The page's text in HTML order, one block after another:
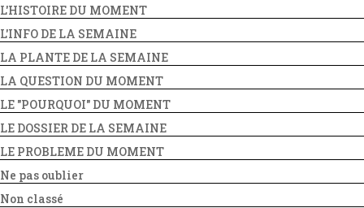
L'HISTOIRE DU MOMENT
L'INFO DE LA SEMAINE
LA PLANTE DE LA SEMAINE
LA QUESTION DU MOMENT
LE "POURQUOI" DU MOMENT
LE DOSSIER DE LA SEMAINE
LE PROBLEME DU MOMENT
Ne pas oublier
Non classé